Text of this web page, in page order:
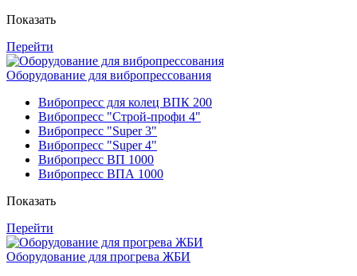
Показать
Перейти
Оборудование для вибропрессования
Вибропресс для колец ВПК 200
Вибропресс "Строй-профи 4"
Вибропресс "Super 3"
Вибропресс "Super 4"
Вибропресс ВП 1000
Вибропресс ВПА 1000
Показать
Перейти
Оборудование для прогрева ЖБИ